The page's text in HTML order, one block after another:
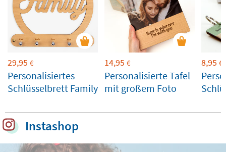
29,95 €
Personalisiertes
Schlüsselbrett Family
14,95 €
Personalisierte Tafel
mit großem Foto
8,95 €
Instashop